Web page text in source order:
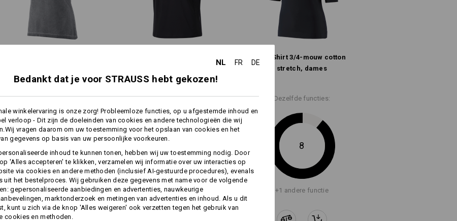
T-Shirt cotton stretch,
en mouwen wat langer
e.s. T-Shirt cotton stretch,
e.s. Shirt 3/​4-mouw cotton
stretch, dames
Dezelfde functies:
+2 andere functies
Dezelfde functies:
+1 andere functie
Dezelfde functies:
8
+1 andere functie
NL FR DE
Bedankt dat je voor STRAUSS hebt gekozen!
winkelervaring is onze zorg! Probleemloze functies, op u afgestemde inhoud en
verloop - Dit zijn de doeleinden van cookies en andere technologieën die wij
vragen daarom om uw toestemming voor het opslaan van cookies en het
gegevens op basis van uw persoonlijke voorkeuren.
inhoud te kunnen tonen, hebben wij uw toestemming nodig. Door
'Alles accepteren' te klikken, verzamelen wij informatie over uw interacties op
via cookies en andere methoden (inclusief AI-gestuurde procedures), evenals
uit het bestelproces. Wij gebruiken deze gegevens met name voor de volgende
gepersonaliseerde aanbiedingen en advertenties, nauwkeurige
marktonderzoek en metingen van advertenties en inhoud. Als u dit
kunt u zich via de knop 'Alles weigeren' ook verzetten tegen het gebruik van
cookies en methoden.